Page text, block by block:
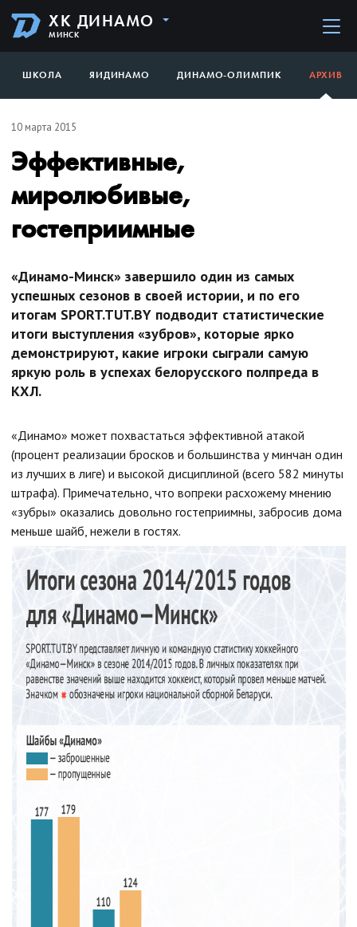
ХК ДИНАМО
МИНСК
ШКОЛА ЯИДИНАМО ДИНАМО-ОЛИМПИК АРХИВ
10 марта 2015
Эффективные,
миролюбивые,
гостеприимные
«Динамо-Минск» завершило один из самых
успешных сезонов в своей истории, и по его
итогам SPORT.TUT.BY подводит статистические
итоги выступления «зубров», которые ярко
демонстрируют, какие игроки сыграли самую
яркую роль в успехах белорусского полпреда в
КХЛ.
«Динамо» может похвастаться эффективной атакой
(процент реализации бросков и большинства у минчан один
из лучших в лиге) и высокой дисциплиной (всего 582 минуты
штрафа). Примечательно, что вопреки расхожему мнению
«зубры» оказались довольно гостеприимны, забросив дома
меньше шайб, нежели в гостях.